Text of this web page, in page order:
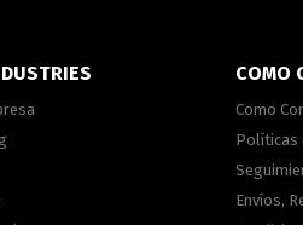
COMO
Como
Políticas
Envíos,